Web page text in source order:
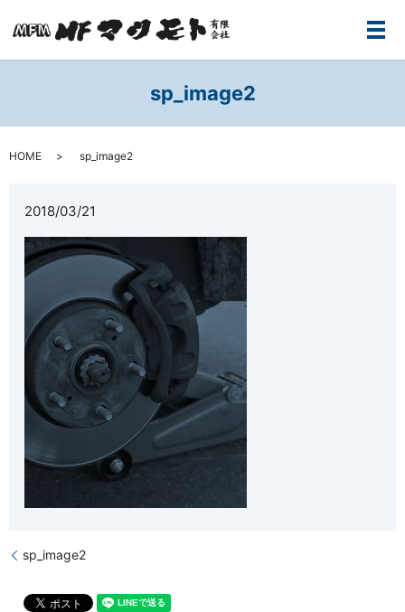
メ
sp_image2
HOME sp_image2
2018/03/21
sp_image2